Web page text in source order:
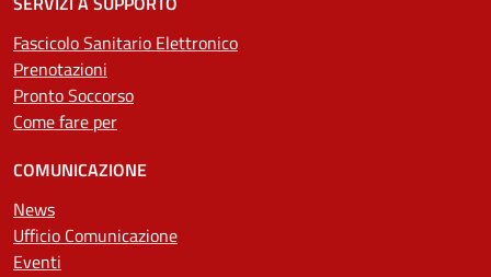
Fascicolo Sanitario Elettronico
Prenotazioni
Pronto Soccorso
Come fare per
COMUNICAZIONE
News
Ufficio Comunicazione
Eventi